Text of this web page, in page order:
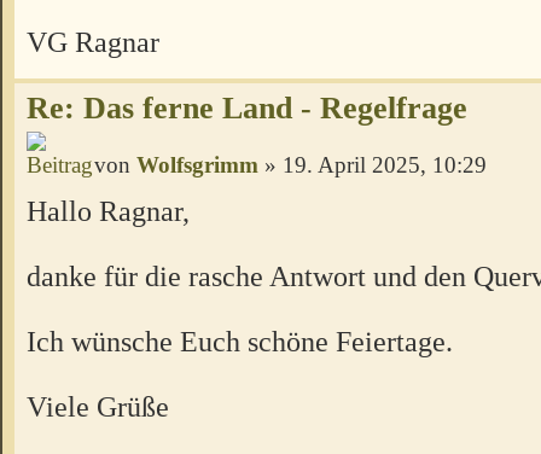
VG Ragnar
Re: Das ferne Land - Regelfrage
von Wolfsgrimm » 19. April 2025, 10:29
Hallo Ragnar,
danke für die rasche Antwort und den
Ich wünsche Euch schöne Feiertage.
Viele Grüße